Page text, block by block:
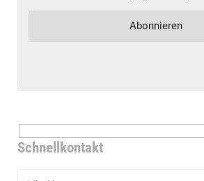
Schnellkontakt